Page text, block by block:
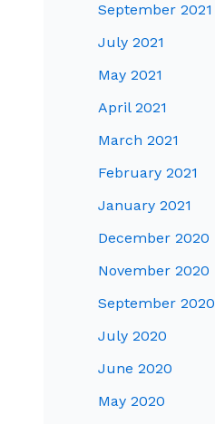
September 2021
July 2021
May 2021
April 2021
March 2021
February 2021
January 2021
December 2020
November 2020
September 2020
July 2020
June 2020
May 2020